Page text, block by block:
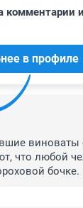
комментарии
в профиле
что любой